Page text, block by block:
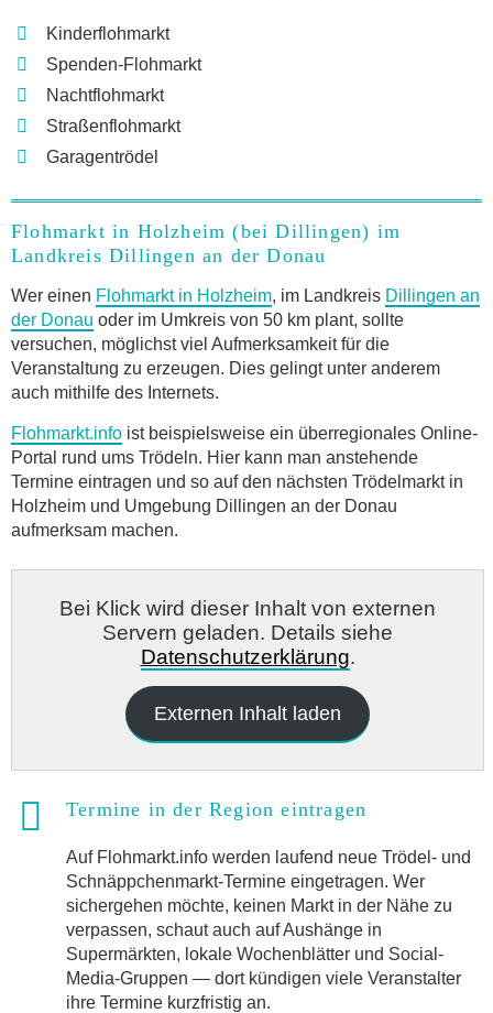
Kinderflohmarkt
Spenden-Flohmarkt
Nachtflohmarkt
Straßenflohmarkt
Garagentrödel
Flohmarkt in Holzheim (bei Dillingen) im
Landkreis Dillingen an der Donau
Wer einen Flohmarkt in Holzheim, im Landkreis Dillingen an
der Donau oder im Umkreis von 50 km plant, sollte
versuchen, möglichst viel Aufmerksamkeit für die
Veranstaltung zu erzeugen. Dies gelingt unter anderem
auch mithilfe des Internets.
Flohmarkt.info ist beispielsweise ein überregionales Online-
Portal rund ums Trödeln. Hier kann man anstehende
Termine eintragen und so auf den nächsten Trödelmarkt in
Holzheim und Umgebung Dillingen an der Donau
aufmerksam machen.
Bei Klick wird dieser Inhalt von externen
Servern geladen. Details siehe
Datenschutzerklärung.
Externen Inhalt laden
Termine in der Region eintragen
Auf Flohmarkt.info werden laufend neue Trödel- und
Schnäppchenmarkt-Termine eingetragen. Wer
sichergehen möchte, keinen Markt in der Nähe zu
verpassen, schaut auch auf Aushänge in
Supermärkten, lokale Wochenblätter und Social-
Media-Gruppen — dort kündigen viele Veranstalter
ihre Termine kurzfristig an.